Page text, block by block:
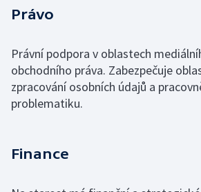
Právo
Právní podpora v oblastech
obchodního práva. Zabezpečuje
zpracování osobních údajů a
problematiku.
Finance